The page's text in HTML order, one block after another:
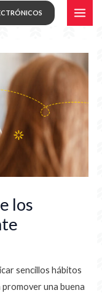
los
sencillos hábitos
promover una buena